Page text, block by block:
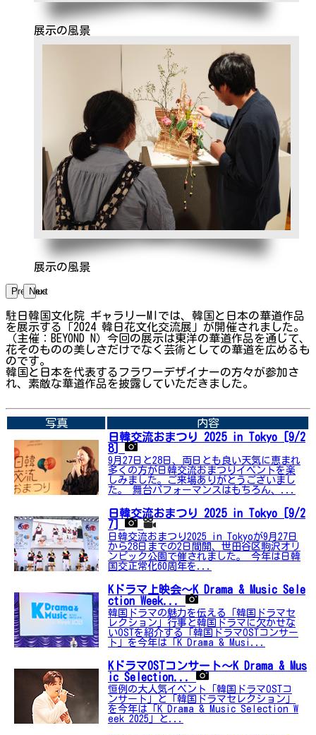
展示の風景
展示の風景
Previous
Next
駐日韓国文化院 ギャラリーMIでは、韓国と日本の華道作品
を展示する「2024 韓日花文化交流展」が開催されました。
（主催：BEYOND N）今回の展示は東洋の華道作品を通じて、
花そのものの美しさだけでなく芸術としての華道を広めるも
のです。
韓国と日本を代表するフラワーデザイナーの方々が参加さ
れ、素敵な華道作品を披露していただきました。
写真
内容
日韓交流おまつり 2025 in Tokyo [9/2
8]
9月27日と28日、両日とも良い天気に恵まれ
多くの方が日韓交流おまつりイベントを楽
しみました。ご来場ありがとうございまし
た。 舞台パフォーマンスはもちろん、...
日韓交流おまつり 2025 in Tokyo [9/2
7]
日韓交流おまつり2025 in Tokyoが9月27日
から28日までの2日間開、世田谷区駒沢オリ
ンピック公園で催されました。 今年は日韓
国交正常化60周年を...
Kドラマ上映会〜K Drama & Music Sele
ction Week...
韓国ドラマの魅力を伝える「韓国ドラマセ
レクション」行事と韓国ドラマに欠かせな
いOSTを紹介する「韓国ドラマOSTコンサー
ト」を今年は「K Drama & Musi...
KドラマOSTコンサート〜K Drama & Mus
ic Selection...
恒例の大人気イベント「韓国ドラマOSTコ
ンサート」と「韓国ドラマセレクション」
を今年は「K Drama & Music Selection W
eek 2025」と...